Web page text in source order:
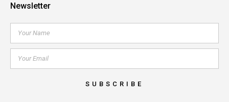
Newsletter
SUBSCRIBE